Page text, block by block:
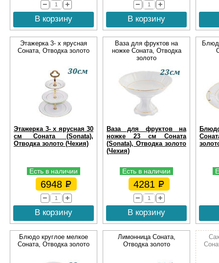
В корзину В корзину
Этажерка 3- х ярусная
Соната, Отводка золото
Этажерка 3- х ярусная 30
см Соната (Sonata),
Отводка золото (Чехия)
Есть в наличии
6948
В корзину
Ваза для фруктов на
ножке Соната, Отводка
золото
Ваза для фруктов на
ножке 23 см Соната
(Sonata), Отводка золото
(Чехия)
Есть в наличии
4281
В корзину
Блюдо круглое мелкое
Соната, Отводка золото
Лимонница Соната,
Отводка золото